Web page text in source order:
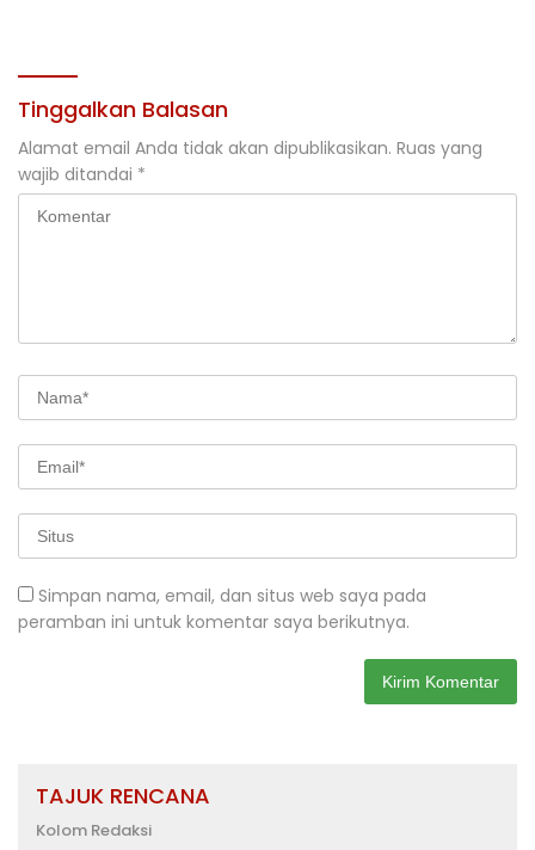
Tinggalkan Balasan
Alamat email Anda tidak akan dipublikasikan. Ruas yang
wajib ditandai *
Simpan nama, email, dan situs web saya pada
peramban ini untuk komentar saya berikutnya.
TAJUK RENCANA
Kolom Redaksi